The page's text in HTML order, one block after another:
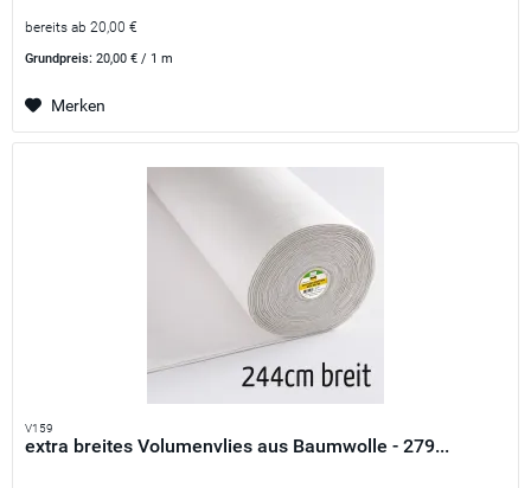
bereits ab 20,00 €
Grundpreis:20,00 € / 1 m
Merken
V159
extra breites Volumenvlies aus Baumwolle - 279...